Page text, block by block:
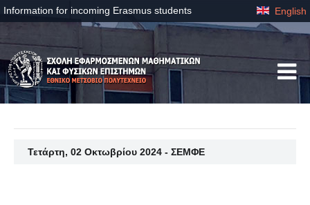
Information for incoming Erasmus students English
Τετάρτη, 02 Οκτωβρίου 2024 - ΣΕΜΦΕ